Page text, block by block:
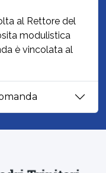
al Rettore del
modulistica
è vincolata al